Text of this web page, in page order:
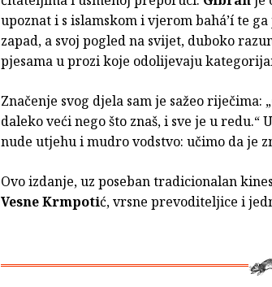
upoznat i s islamskom i vjerom bahá’í te
zapad, a svoj pogled na svijet, duboko
pjesama u prozi koje odolijevaju
Značenje svog djela sam je sažeo
daleko veći nego što znaš, i sve je u redu.“
nude utjehu i mudro vodstvo: učimo da je
Ovo izdanje, uz poseban tradicionalan
Vesne Krmpotić, vrsne prevoditeljice i